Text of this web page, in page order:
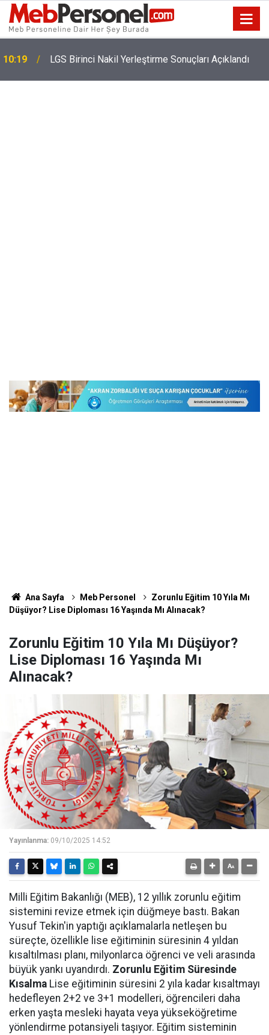
10:02
Sonuçları Ne Zaman Açıklanacak?
Ana Sayfa Meb Personel
Zorunlu Eğitim 10 Yıla Mı
Düşüyor? Lise Diploması 16 Yaşında Mı Alınacak?
Zorunlu Eğitim 10 Yıla Mı Düşüyor?
Lise Diploması 16 Yaşında Mı
Alınacak?
Yayınlanma: 09/10/2025 14:52
Milli Eğitim Bakanlığı (MEB), 12 yıllık zorunlu eğitim
sistemini revize etmek için düğmeye bastı. Bakan
Yusuf Tekin'in yaptığı açıklamalarla netleşen bu
süreçte, özellikle lise eğitiminin süresinin 4 yıldan
kısaltılması planı, milyonlarca öğrenci ve veli arasında
büyük yankı uyandırdı. Zorunlu Eğitim Süresinde
Kısalma Lise eğitiminin süresini 2 yıla kadar kısaltmayı
hedefleyen 2+2 ve 3+1 modelleri, öğrencileri daha
erken yaşta mesleki hayata veya yükseköğretime
yönlendirme potansiyeli taşıyor. Eğitim sisteminin